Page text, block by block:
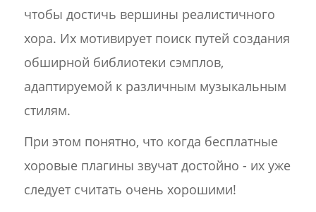
чтобы достичь вершины реалистичного
хора. Их мотивирует поиск путей создания
обширной библиотеки сэмплов,
адаптируемой к различным музыкальным
стилям.
При этом понятно, что когда бесплатные
хоровые плагины звучат достойно - их уже
следует считать очень хорошими!